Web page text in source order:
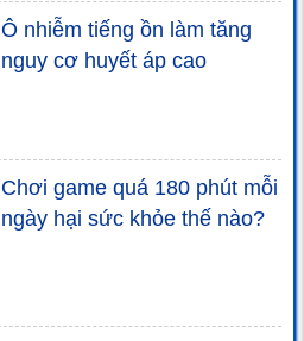
Ô nhiễm tiếng ồn làm tăng
nguy cơ huyết áp cao
Chơi game quá 180 phút mỗi
ngày hại sức khỏe thế nào?